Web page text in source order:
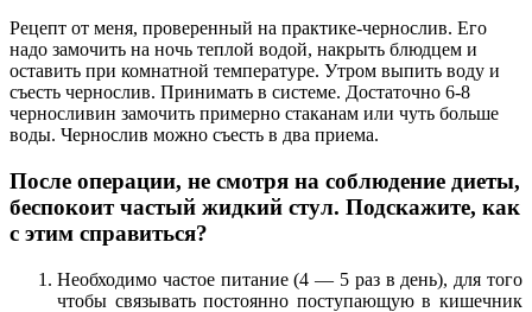
Рецепт от меня, проверенный на практике-чернослив. Его
надо замочить на ночь теплой водой, накрыть блюдцем и
оставить при комнатной температуре. Утром выпить воду и
съесть чернослив. Принимать в системе. Достаточно 6-8
черносливин замочить примерно стаканам или чуть больше
воды. Чернослив можно съесть в два приема.
После операции, не смотря на соблюдение диеты,
беспокоит частый жидкий стул. Подскажите, как
с этим справиться?
Необходимо частое питание (4 — 5 раз в день), для того
чтобы связывать постоянно поступающую в кишечник